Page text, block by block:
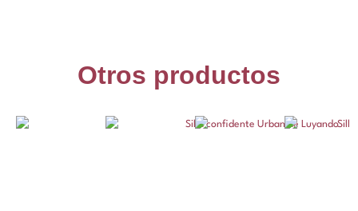
Otros productos